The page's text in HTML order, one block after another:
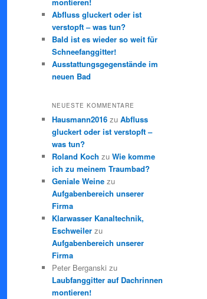
Abfluss gluckert oder ist
verstopft – was tun?
Bald ist es wieder so weit für
Schneefanggitter!
Ausstattungsgegenstände im
neuen Bad
NEUESTE KOMMENTARE
Hausmann2016 zu Abfluss
gluckert oder ist verstopft –
was tun?
Roland Koch zu Wie komme
ich zu meinem Traumbad?
Geniale Weine zu
Aufgabenbereich unserer
Firma
Klarwasser Kanaltechnik,
Eschweiler zu
Aufgabenbereich unserer
Firma
Peter Berganski zu
Laubfanggitter auf Dachrinnen
montieren!